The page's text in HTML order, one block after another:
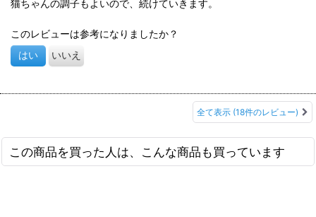
猫ちゃんの調子もよいので、続けていきます。
このレビューは参考になりましたか？
はい いいえ
全て表示 (18件のレビュー)
この商品を買った人は、こんな商品も買っています